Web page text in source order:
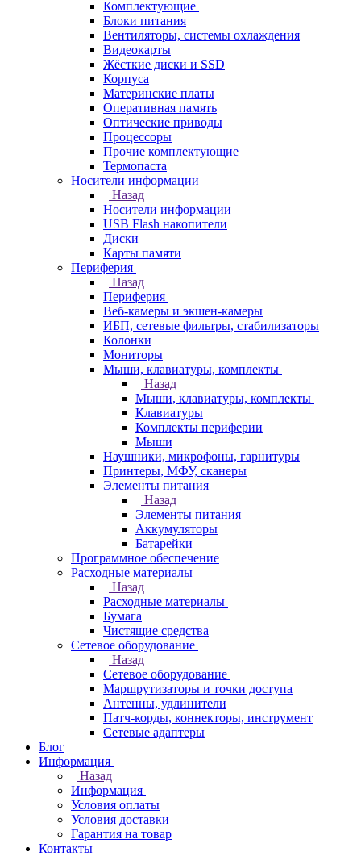
Комплектующие
Блоки питания
Вентиляторы, системы охлаждения
Видеокарты
Жёсткие диски и SSD
Корпуса
Материнские платы
Оперативная память
Оптические приводы
Процессоры
Прочие комплектующие
Термопаста
Носители информации
Назад
Носители информации
USB Flash накопители
Диски
Карты памяти
Периферия
Назад
Периферия
Веб-камеры и экшен-камеры
ИБП, сетевые фильтры, стабилизаторы
Колонки
Мониторы
Мыши, клавиатуры, комплекты
Назад
Мыши, клавиатуры, комплекты
Клавиатуры
Комплекты периферии
Мыши
Наушники, микрофоны, гарнитуры
Принтеры, МФУ, сканеры
Элементы питания
Назад
Элементы питания
Аккумуляторы
Батарейки
Программное обеспечение
Расходные материалы
Назад
Расходные материалы
Бумага
Чистящие средства
Сетевое оборудование
Назад
Сетевое оборудование
Маршрутизаторы и точки доступа
Антенны, удлинители
Патч-корды, коннекторы, инструмент
Сетевые адаптеры
Блог
Информация
Назад
Информация
Условия оплаты
Условия доставки
Гарантия на товар
Контакты